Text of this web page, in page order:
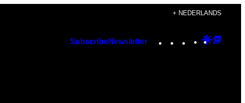
+ NEDERLANDS
SubscribeNewsletter Instagram
TikTok
YouTube
Google